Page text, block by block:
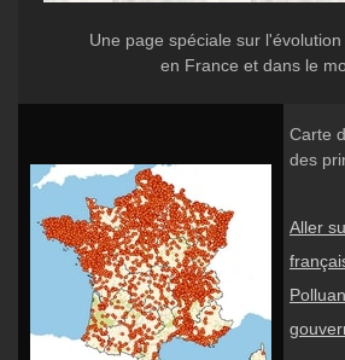
Une page spéciale sur
en France et dans le
Carte
des
Aller